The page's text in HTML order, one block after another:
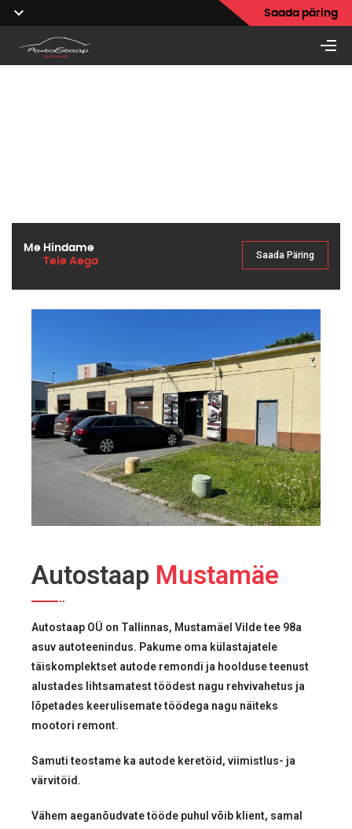
Saada päring
Me Hindame
Teie Aega
Saada Päring
Autostaap Mustamäe
Autostaap OÜ on Tallinnas, Mustamäel Vilde tee 98a
asuv autoteenindus. Pakume oma külastajatele
täiskomplektset autode remondi ja hoolduse teenust
alustades lihtsamatest töödest nagu rehvivahetus ja
lõpetades keerulisemate töödega nagu näiteks
mootori remont.
Samuti teostame ka autode keretöid, viimistlus- ja
värvitöid.
Vähem aeganõudvate tööde puhul võib klient, samal